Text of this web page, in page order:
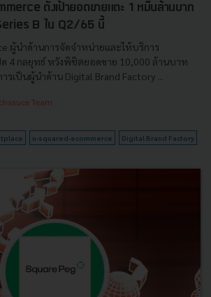
ตั้งเป้ายอดขายแตะ 1 หมื่นล้านบาท
B ใน Q2/65 นี้
ผู้นำด้านการจัดจำหน่ายและให้บริการ
ด 4 กลยุทธ์ หวังพิชิตยอดขาย 10,000 ล้านบาท
เป็นผู้นำด้าน Digital Brand Factory ...
Team
n-squared-ecommerce Digital Brand Factory